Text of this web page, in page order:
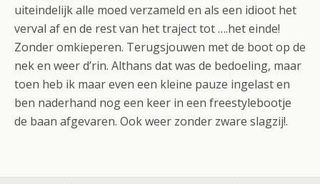
uiteindelijk alle moed verzameld en als een idioot het
verval af en de rest van het traject tot ….het einde!
Zonder omkieperen. Terugsjouwen met de boot op de
nek en weer d’rin. Althans dat was de bedoeling, maar
toen heb ik maar even een kleine pauze ingelast en
ben naderhand nog een keer in een freestylebootje
de baan afgevaren. Ook weer zonder zware slagzij!.